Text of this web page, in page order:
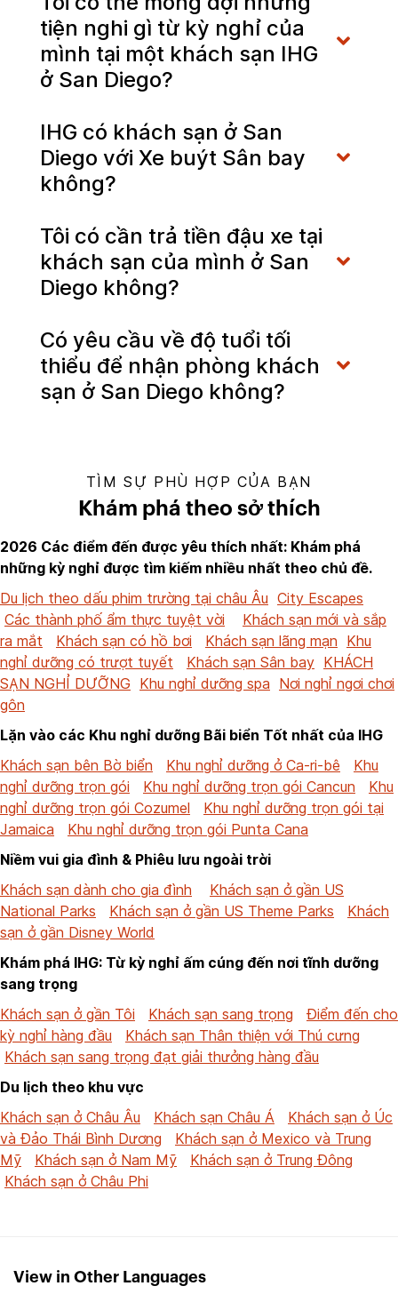
tiện nghi gì từ kỳ nghỉ của
mình tại một khách sạn IHG
ở San Diego?
IHG có khách sạn ở San
Diego với Xe buýt Sân bay
không?
Tôi có cần trả tiền đậu xe tại
khách sạn của mình ở San
Diego không?
Có yêu cầu về độ tuổi tối
thiểu để nhận phòng khách
sạn ở San Diego không?
TÌM SỰ PHÙ HỢP CỦA BẠN
Khám phá theo sở thích
2026 Các điểm đến được yêu thích nhất: Khám phá
những kỳ nghỉ được tìm kiếm nhiều nhất theo chủ đề.
Du lịch theo dấu phim trường tại châu Âu City Escapes
Các thành phố ẩm thực tuyệt vời
Khách sạn mới và sắp
ra mắt
Khách sạn có hồ bơi Khách sạn lãng mạn Khu
nghỉ dưỡng có trượt tuyết
Khách sạn Sân bay KHÁCH
SẠN NGHỈ DƯỠNG Khu nghỉ dưỡng spa Nơi nghỉ ngơi chơi
gôn
Lặn vào các Khu nghỉ dưỡng Bãi biển Tốt nhất của IHG
Khách sạn bên Bờ biển
Khu nghỉ dưỡng ở Ca-ri-bê
Khu
nghỉ dưỡng trọn gói
Khu nghỉ dưỡng trọn gói Cancun
Khu
nghỉ dưỡng trọn gói Cozumel
Khu nghỉ dưỡng trọn gói tại
Jamaica
Khu nghỉ dưỡng trọn gói Punta Cana
Niềm vui gia đình & Phiêu lưu ngoài trời
Khách sạn dành cho gia đình
Khách sạn ở gần US
National Parks
Khách sạn ở gần US Theme Parks
Khách
sạn ở gần Disney World
Khám phá IHG: Từ kỳ nghỉ ấm cúng đến nơi tĩnh dưỡng
sang trọng
Khách sạn ở gần Tôi
Khách sạn sang trọng
Điểm đến cho
kỳ nghỉ hàng đầu
Khách sạn Thân thiện với Thú cưng
Khách sạn sang trọng đạt giải thưởng hàng đầu
Du lịch theo khu vực
Khách sạn ở Châu Âu
Khách sạn Châu Á
Khách sạn ở Úc
và Đảo Thái Bình Dương
Khách sạn ở Mexico và Trung
Mỹ
Khách sạn ở Nam Mỹ
Khách sạn ở Trung Đông
Khách sạn ở Châu Phi
View in Other Languages